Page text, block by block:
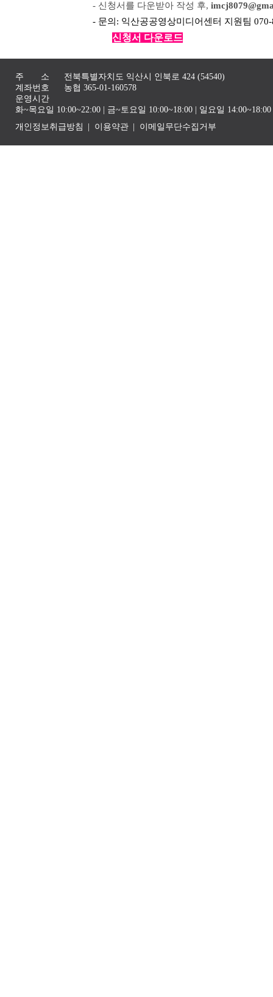
- 신청서를 다운받아 작성 후,
- 문의: 익산공공영상미디어센터 지원팀
신청서 다운로드
주 소
전북특별자치도 익산시 인북로 424 (54540)
계좌번호
농협 365-01-160578
운영시간
화~목요일 10:00~22:00 | 금~토요일 10:00~18:00 | 일요일
개인정보취급방침
이용약관 이메일무단수집거부